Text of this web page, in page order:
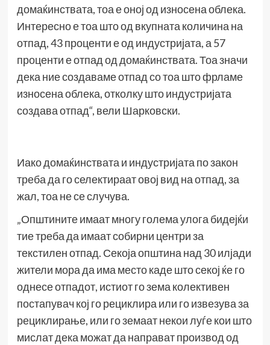
домаќинствата, тоа е оној од износена облека.
Интересно е тоа што од вкупната количина на
отпад, 43 проценти е од индустријата, а 57
проценти е отпад од домаќинствата. Тоа значи
дека ние создаваме отпад со тоа што фрламе
износена облека, отколку што индустријата
создава отпад“, вели Шарковски.
Иако домаќинствата и индустријата по закон
треба да го селектираат овој вид на отпад, за
жал, тоа не се случува.
„Општините имаат многу голема улога бидејќи
тие треба да имаат собирни центри за
текстилен отпад. Секоја општина над 30 илјади
жители мора да има место каде што секој ќе го
однесе отпадот, истиот го зема колективен
постапувач кој го рециклира или го извезува за
рециклирање, или го земаат некои луѓе кои што
мислат дека можат да направат производ од